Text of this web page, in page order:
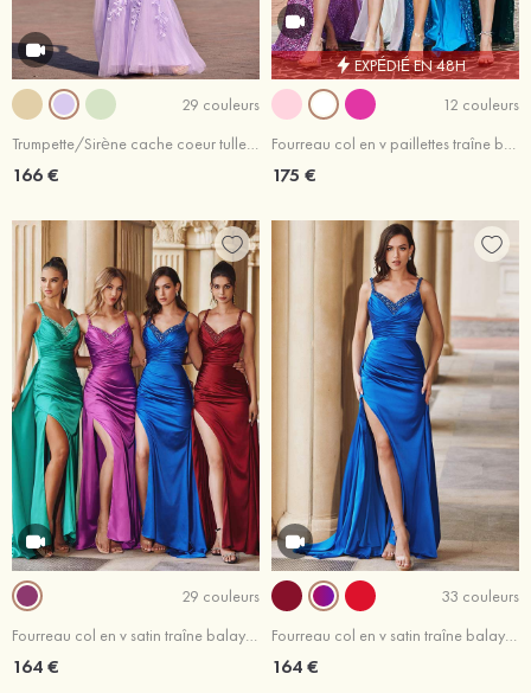
29 couleurs
Trumpette/Sirène cache coeur tulle traîne balayage robe de bal
166 €
EXPÉDIÉ EN 48H
12 couleurs
Fourreau col en v paillettes traîne balayage robe de bal
175 €
29 couleurs
Fourreau col en v satin traîne balayage robe de bal
164 €
33 couleurs
Fourreau col en v satin traîne balayage robe de bal
164 €